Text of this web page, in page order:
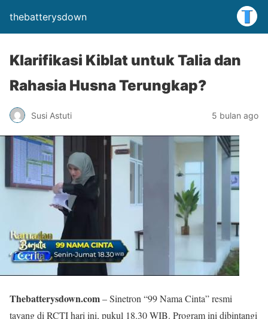
thebatterysdown
Klarifikasi Kiblat untuk Talia dan
Rahasia Husna Terungkap?
Susi Astuti 5 bulan ago
Thebatterysdown.com– Sinetron “99 Nama Cinta” resmi
tayang di RCTI hari ini, pukul 18.30 WIB. Program ini dibintangi